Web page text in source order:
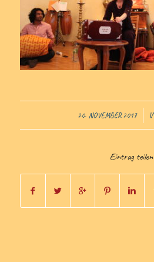
20. NOVEMBER 2017
/
Eintrag teilen